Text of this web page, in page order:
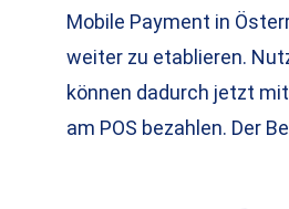
Mobile Payment in
weiter zu etablieren.
können dadurch jetzt
am POS bezahlen. Der